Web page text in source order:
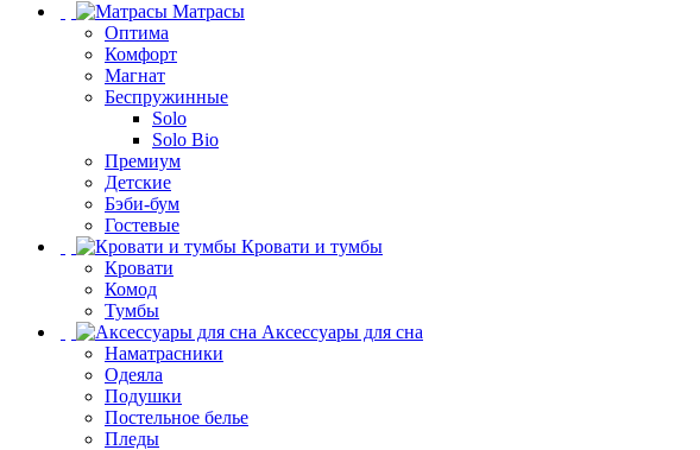
Матрасы
Оптима
Комфорт
Магнат
Беспружинные
Solo
Solo Bio
Премиум
Детские
Бэби-бум
Гостевые
Кровати и тумбы
Кровати
Комод
Тумбы
Аксессуары для сна
Наматрасники
Одеяла
Подушки
Постельное белье
Пледы